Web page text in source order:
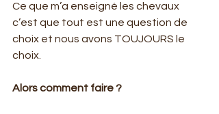
Ce que m’a enseigné les chevaux
c’est que tout est une question de
choix et nous avons TOUJOURS le
choix.
Alors comment faire ?